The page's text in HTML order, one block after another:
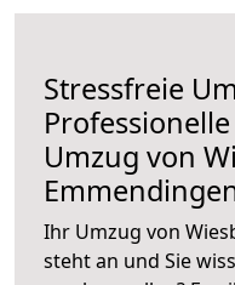
Stressfreie
Umzug von
Ihr Umzug von
steht an und Sie